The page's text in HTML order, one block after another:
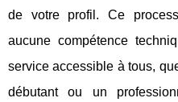
de votre profil. Ce
aucune compétence
service accessible à tous,
débutant ou un